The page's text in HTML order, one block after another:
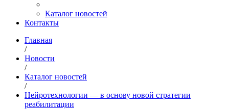
Каталог новостей
Контакты
Главная
/
Новости
/
Каталог новостей
/
Нейротехнологии — в основу новой стратегии
реабилитации